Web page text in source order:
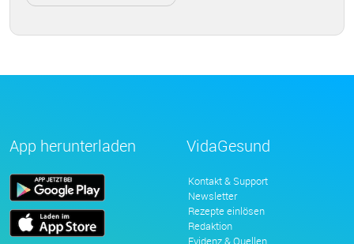
App herunterladen VidaGesund
Kontakt & Support
Newsletter
Rezepte einlösen
Redaktion
Evidenz & Quellen